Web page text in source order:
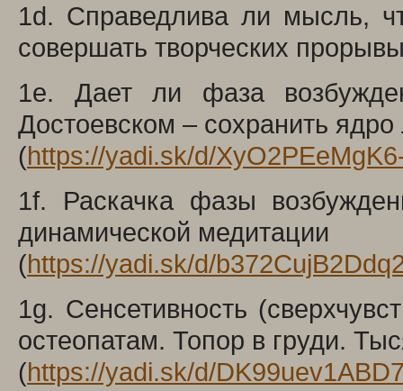
1d. Справедлива ли мысль,
совершать творческих
1e. Дает ли фаза
Достоевском – сохранить
(https://yadi.sk/d/
1f. Раскачка фазы
динамической медитации
(https://yadi.sk/d/
1g. Сенсетивность
остеопатам. Топор в груди.
(https://yadi.sk/d/